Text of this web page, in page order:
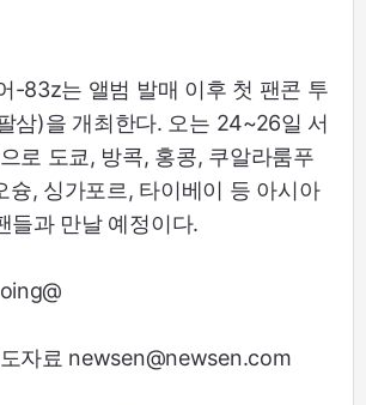
-83z는 앨범 발매 이후 첫 팬콘 투
삼)을 개최한다. 오는 24~26일 서
로 도쿄, 방콕, 홍콩, 쿠알라룸푸
슝, 싱가포르, 타이베이 등 아시아
들과 만날 예정이다.
자료 newsen@newsen.com